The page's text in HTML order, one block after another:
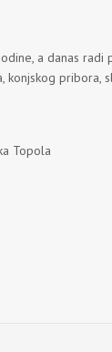
a danas
konjskog
Topola